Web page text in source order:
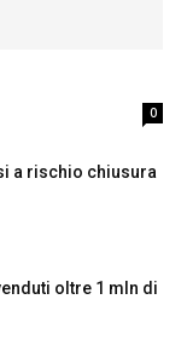
0
a rischio chiusura
oltre 1 mln di